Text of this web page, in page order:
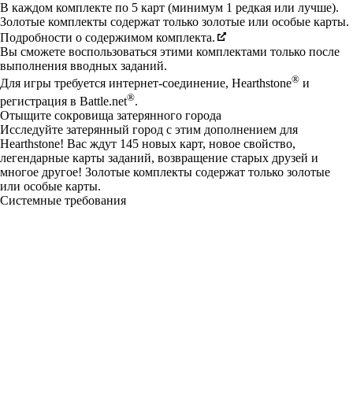
Available actions
В каждом комплекте по 5 карт (минимум 1 редкая или лучше).
Золотые комплекты содержат только золотые или особые карты.
Подробности о содержимом комплекта.
Вы сможете воспользоваться этими комплектами только после
выполнения вводных заданий.
Для игры требуется интернет-соединение, Hearthstone® и
регистрация в Battle.net®.
Отыщите сокровища затерянного города
Исследуйте затерянный город с этим дополнением для
Hearthstone! Вас ждут 145 новых карт, новое свойство,
легендарные карты заданий, возвращение старых друзей и
многое другое! Золотые комплекты содержат только золотые
или особые карты.
Системные требования